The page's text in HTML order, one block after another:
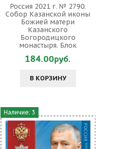
Россия 2021 г. № 2790.
Собор Казанской иконы
Божией матери
Казанского
Богородицкого
монастыря. Блок
184.00руб.
В КОРЗИНУ
Наличие: 3